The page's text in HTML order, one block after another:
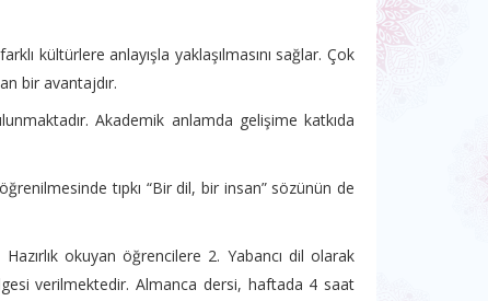
kültürlere anlayışla yaklaşılmasını sağlar. Çok
bir avantajdır.
Akademik anlamda gelişime katkıda
tıpkı “Bir dil, bir insan” sözünün de
okuyan öğrencilere 2. Yabancı dil olarak
verilmektedir. Almanca dersi, haftada 4 saat